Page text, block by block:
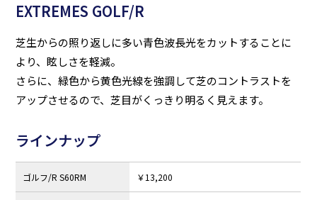
EXTREMES GOLF/R
芝生からの照り返しに多い青色波長光をカットすることに
より、眩しさを軽減。
さらに、緑色から黄色光線を強調して芝のコントラストを
アップさせるので、芝目がくっきり明るく見えます。
ラインナップ
ゴルフ/R S60RM ￥13,200